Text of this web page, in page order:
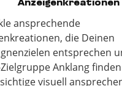
Anzeigenkreationen
ansprechende
die Deinen
entsprechen
Anklang
visuell